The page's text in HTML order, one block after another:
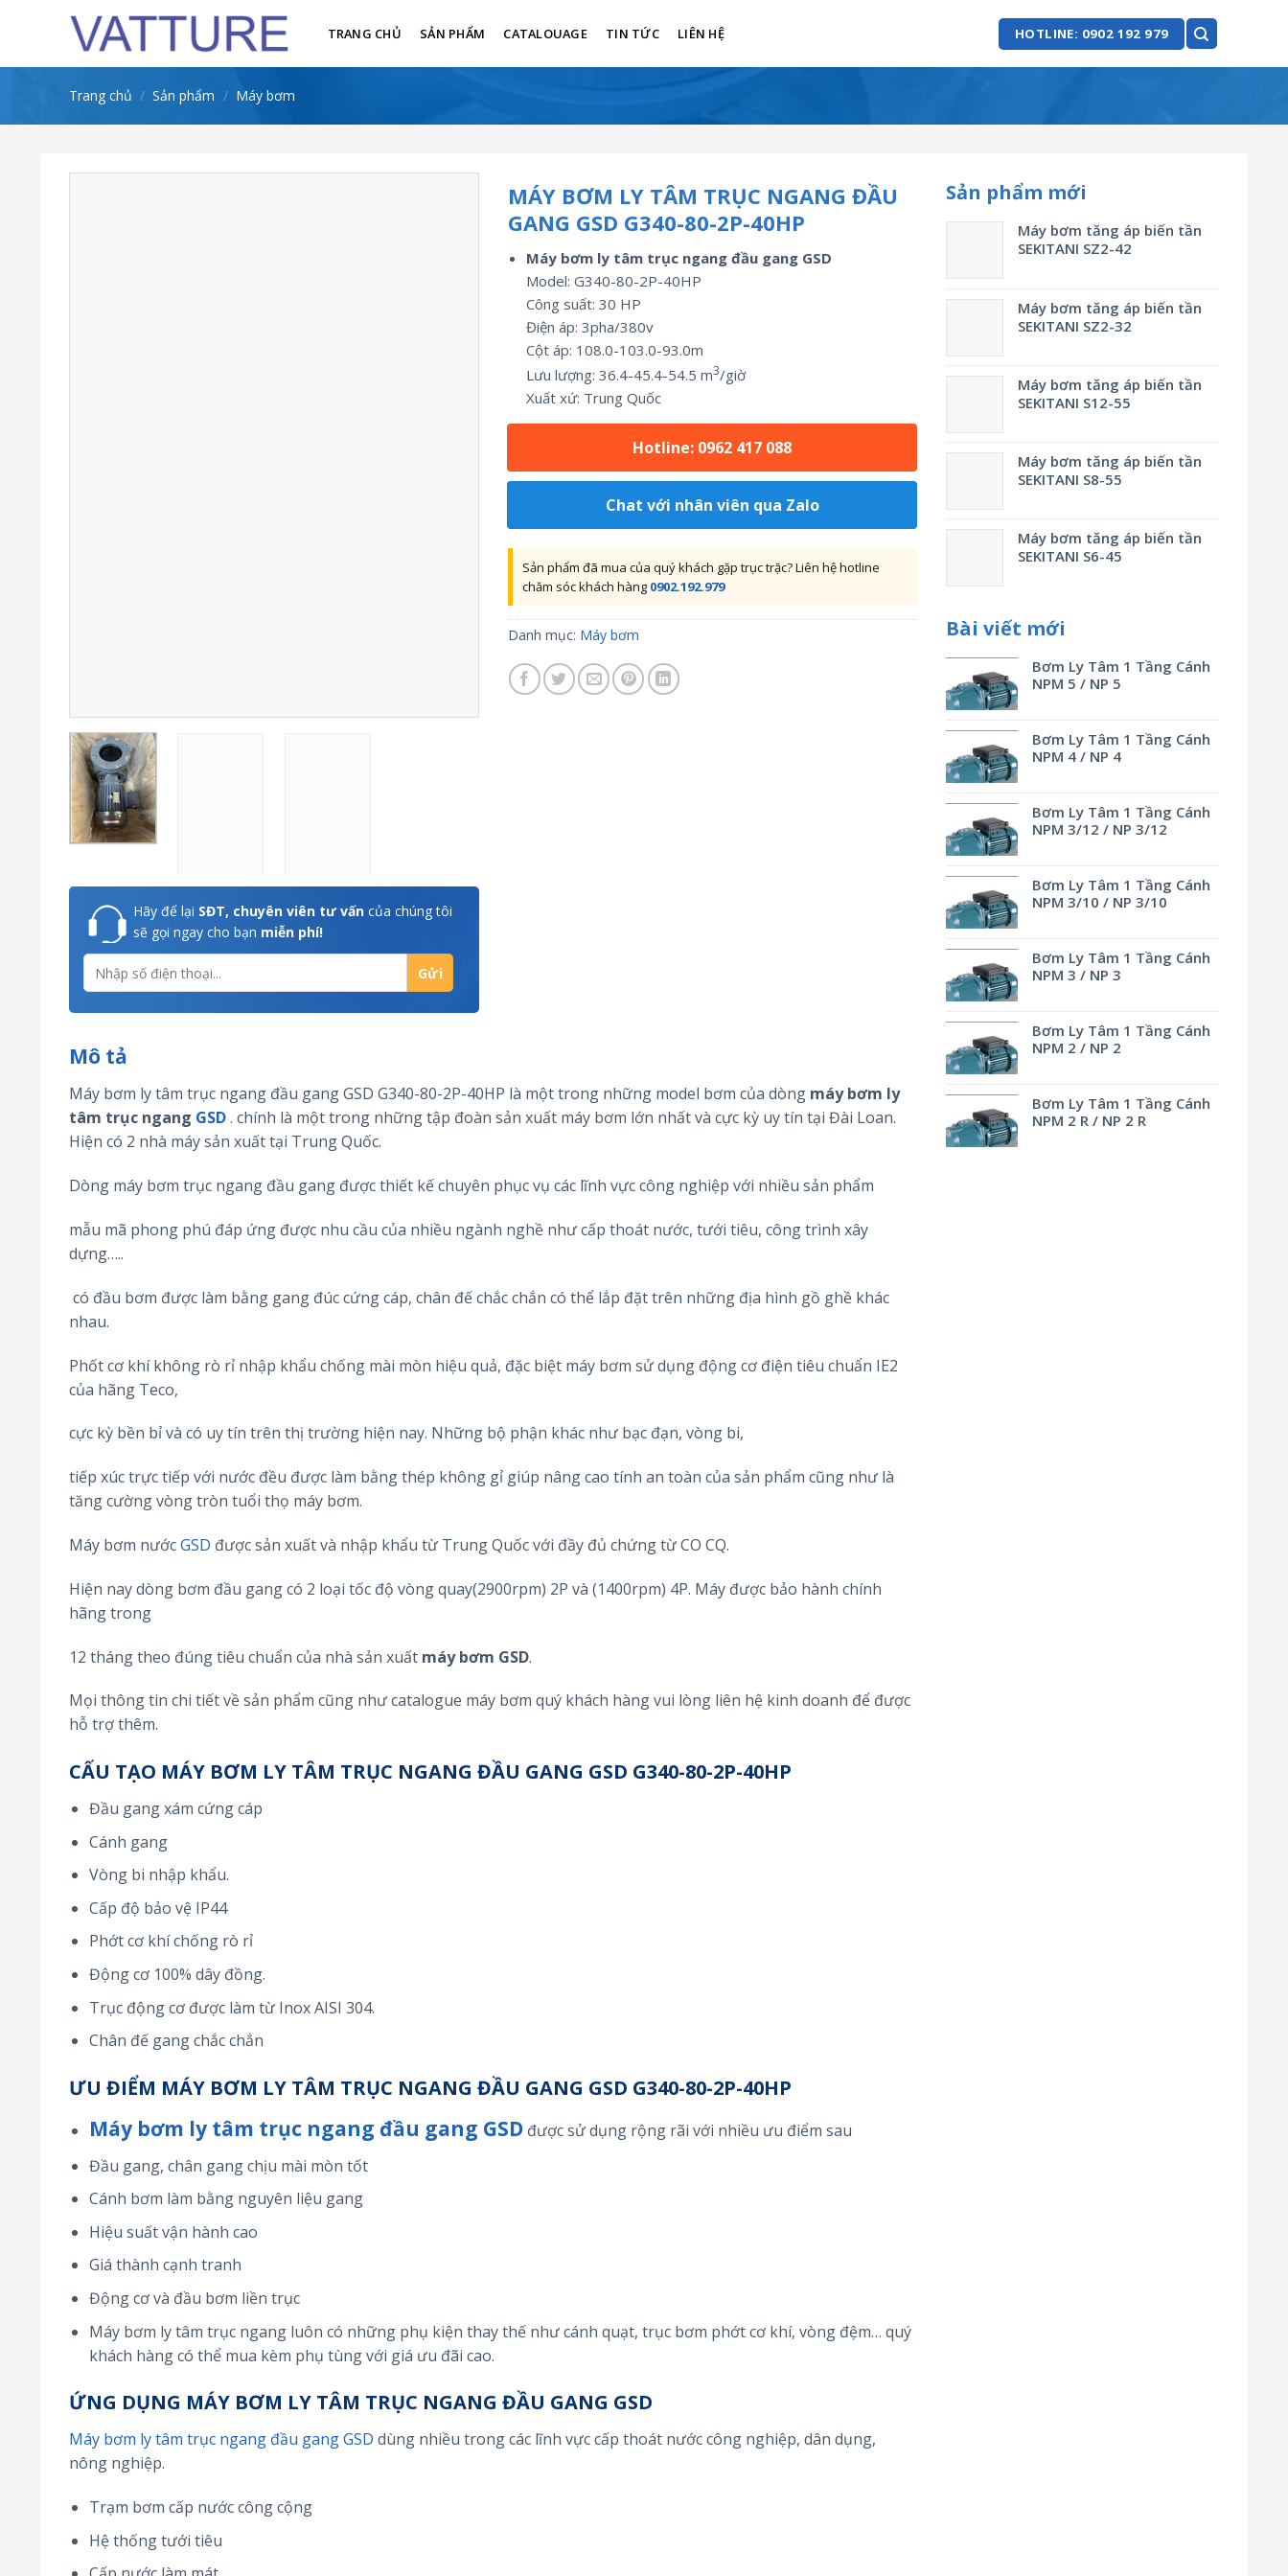
TRANG CHỦ SẢN PHẨM CATALOUAGE TIN TỨC LIÊN HỆ HOTLINE: 0902 192 979
Trang chủ / Sản phẩm / Máy bơm
Sản phẩm mới
Máy bơm tăng áp biến tần
SEKITANI SZ2-42
Máy bơm tăng áp biến tần
SEKITANI SZ2-32
Máy bơm tăng áp biến tần
SEKITANI S12-55
Máy bơm tăng áp biến tần
SEKITANI S8-55
Máy bơm tăng áp biến tần
SEKITANI S6-45
Bài viết mới
Bơm Ly Tâm 1 Tầng Cánh
NPM 5 / NP 5
Bơm Ly Tâm 1 Tầng Cánh
NPM 4 / NP 4
Bơm Ly Tâm 1 Tầng Cánh
NPM 3/12 / NP 3/12
Bơm Ly Tâm 1 Tầng Cánh
NPM 3/10 / NP 3/10
Bơm Ly Tâm 1 Tầng Cánh
NPM 3 / NP 3
Bơm Ly Tâm 1 Tầng Cánh
NPM 2 / NP 2
Bơm Ly Tâm 1 Tầng Cánh
NPM 2 R / NP 2 R
Hãy để lại SĐT, chuyên viên tư vấn của chúng tôi
sẽ gọi ngay cho bạn miễn phí!
MÁY BƠM LY TÂM TRỤC NGANG ĐẦU
GANG GSD G340-80-2P-40HP
Máy bơm ly tâm trục ngang đầu gang GSD
Model: G340-80-2P-40HP
Công suất: 30 HP
Điện áp: 3pha/380v
Cột áp: 108.0-103.0-93.0m
Lưu lượng: 36.4-45.4-54.5 m3/giờ
Xuất xứ: Trung Quốc
Hotline: 0962 417 088
Chat với nhân viên qua Zalo
Sản phẩm đã mua của quý khách gặp trục trặc? Liên hệ hotline
chăm sóc khách hàng 0902.192.979
Danh mục: Máy bơm
Mô tả
Máy bơm ly tâm trục ngang đầu gang GSD G340-80-2P-40HP là một trong những model bơm của dòng máy bơm ly
tâm trục ngang GSD. chính là một trong những tập đoàn sản xuất máy bơm lớn nhất và cực kỳ uy tín tại Đài Loan.
Hiện có 2 nhà máy sản xuất tại Trung Quốc.
Dòng máy bơm trục ngang đầu gang được thiết kế chuyên phục vụ các lĩnh vực công nghiệp với nhiều sản phẩm
mẫu mã phong phú đáp ứng được nhu cầu của nhiều ngành nghề như cấp thoát nước, tưới tiêu, công trình xây
dựng…..
có đầu bơm được làm bằng gang đúc cứng cáp, chân đế chắc chắn có thể lắp đặt trên những địa hình gồ ghề khác
nhau.
Phốt cơ khí không rò rỉ nhập khẩu chống mài mòn hiệu quả, đặc biệt máy bơm sử dụng động cơ điện tiêu chuẩn IE2
của hãng Teco,
cực kỳ bền bỉ và có uy tín trên thị trường hiện nay. Những bộ phận khác như bạc đạn, vòng bi,
tiếp xúc trực tiếp với nước đều được làm bằng thép không gỉ giúp nâng cao tính an toàn của sản phẩm cũng như là
tăng cường vòng tròn tuổi thọ máy bơm.
Máy bơm nướcGSD được sản xuất và nhập khẩu từ Trung Quốc với đầy đủ chứng từ CO CQ.
Hiện nay dòng bơm đầu gang có 2 loại tốc độ vòng quay(2900rpm) 2P và (1400rpm) 4P. Máy được bảo hành chính
hãng trong
12 tháng theo đúng tiêu chuẩn của nhà sản xuất máy bơm GSD.
Mọi thông tin chi tiết về sản phẩm cũng như catalogue máy bơm quý khách hàng vui lòng liên hệ kinh doanh để được
hỗ trợ thêm.
CẤU TẠO MÁY BƠM LY TÂM TRỤC NGANG ĐẦU GANG GSD G340-80-2P-40HP
Đầu gang xám cứng cáp
Cánh gang
Vòng bi nhập khẩu.
Cấp độ bảo vệ IP44
Phớt cơ khí chống rò rỉ
Động cơ 100% dây đồng.
Trục động cơ được làm từ Inox AISI 304.
Chân đế gang chắc chắn
ƯU ĐIỂM MÁY BƠM LY TÂM TRỤC NGANG ĐẦU GANG GSD G340-80-2P-40HP
Máy bơm ly tâm trục ngang đầu gang GSDđược sử dụng rộng rãi với nhiều ưu điểm sau
Đầu gang, chân gang chịu mài mòn tốt
Cánh bơm làm bằng nguyên liệu gang
Hiệu suất vận hành cao
Giá thành cạnh tranh
Động cơ và đầu bơm liền trục
Máy bơm ly tâm trục ngang luôn có những phụ kiện thay thế như cánh quạt, trục bơm phớt cơ khí, vòng đệm… quý
khách hàng có thể mua kèm phụ tùng với giá ưu đãi cao.
ỨNG DỤNG MÁY BƠM LY TÂM TRỤC NGANG ĐẦU GANG GSD
Máy bơm ly tâm trục ngang đầu gang GSD dùng nhiều trong các lĩnh vực cấp thoát nước công nghiệp, dân dụng,
nông nghiệp.
Trạm bơm cấp nước công cộng
Hệ thống tưới tiêu